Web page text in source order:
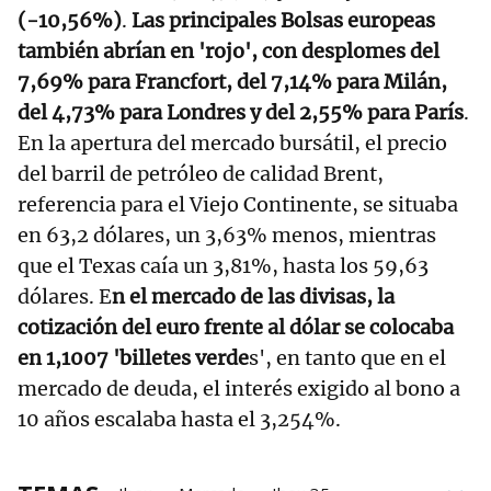
(-10,56%). Las principales Bolsas europeas
también abrían en 'rojo', con desplomes del
7,69% para Francfort, del 7,14% para Milán,
del 4,73% para Londres y del 2,55% para París.
En la apertura del mercado bursátil, el precio
del barril de petróleo de calidad Brent,
referencia para el Viejo Continente, se situaba
en 63,2 dólares, un 3,63% menos, mientras
que el Texas caía un 3,81%, hasta los 59,63
dólares. En el mercado de las divisas, la
cotización del euro frente al dólar se colocaba
en 1,1007 'billetes verdes', en tanto que en el
mercado de deuda, el interés exigido al bono a
10 años escalaba hasta el 3,254%.